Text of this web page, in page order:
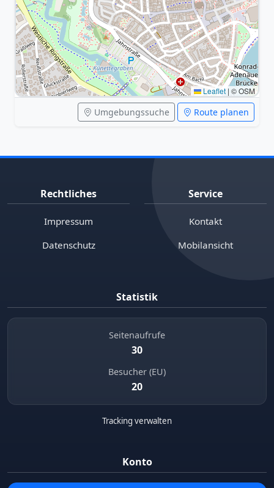
Leaflet | © OSM
Umgebungssuche Route planen
Rechtliches
Impressum
Datenschutz
Service
Kontakt
Mobilansicht
Statistik
Seitenaufrufe
30
Besucher (EU)
20
Tracking verwalten
Konto